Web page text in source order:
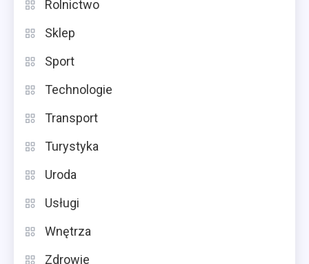
Rolnictwo
Sklep
Sport
Technologie
Transport
Turystyka
Uroda
Usługi
Wnętrza
Zdrowie